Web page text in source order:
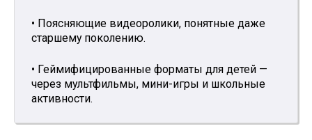
• Поясняющие видеоролики, понятные даже
старшему поколению.
• Геймифицированные форматы для детей —
через мультфильмы, мини-игры и школьные
активности.